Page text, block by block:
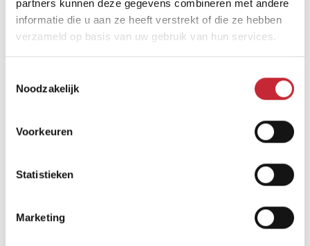
partners kunnen deze gegevens combineren met andere
informatie die u aan ze heeft verstrekt of die ze hebben
verzameld op basis van uw gebruik van hun services.
Noodzakelijk
Voorkeuren
Statistieken
Marketing
Vergelijkbare producten